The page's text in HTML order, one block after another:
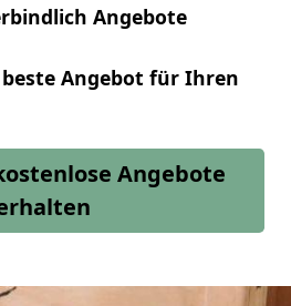
Angebote
beste Angebot für Ihren
Angebote